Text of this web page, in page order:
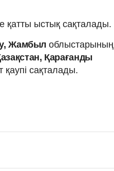
қатты ыстық сақталады.
Жамбыл облыстарының
Қарағанды
сақталады.